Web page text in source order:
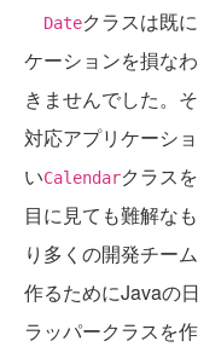
Dateクラスは既
ケーションを損な
きませんでした。
対応アプリケーシ
いCalendarクラス
目に見ても難解な
り多くの開発チー
作るためにJavaの
ラッパークラスを作